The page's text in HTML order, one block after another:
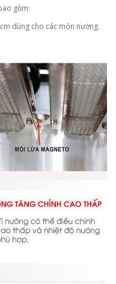
gồm:
dùng cho các món nướng.